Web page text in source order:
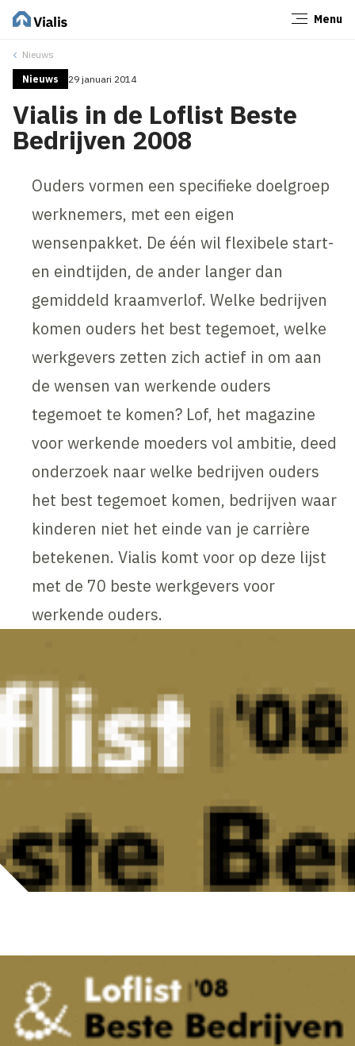
Menu
Nieuws
Nieuws 29 januari 2014
Vialis in de Loflist Beste
Bedrijven 2008
Ouders vormen een specifieke doelgroep
werknemers, met een eigen
wensenpakket. De één wil flexibele start-
en eindtijden, de ander langer dan
gemiddeld kraamverlof. Welke bedrijven
komen ouders het best tegemoet, welke
werkgevers zetten zich actief in om aan
de wensen van werkende ouders
tegemoet te komen? Lof, het magazine
voor werkende moeders vol ambitie, deed
onderzoek naar welke bedrijven ouders
het best tegemoet komen, bedrijven waar
kinderen niet het einde van je carrière
betekenen. Vialis komt voor op deze lijst
met de 70 beste werkgevers voor
werkende ouders.
Sluiten